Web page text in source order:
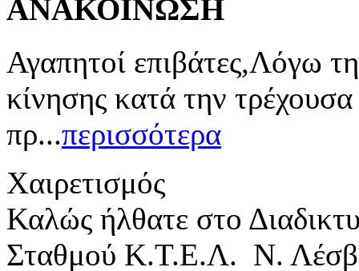
ΑΝΑΚΟΙΝΩΣΗ
Αγαπητοί επιβάτες,Λόγω
κίνησης κατά την
πρ...περισσότερα
Χαιρετισμός
Καλώς ήλθατε στο
Σταθμού Κ.Τ.Ε.Λ. Ν.